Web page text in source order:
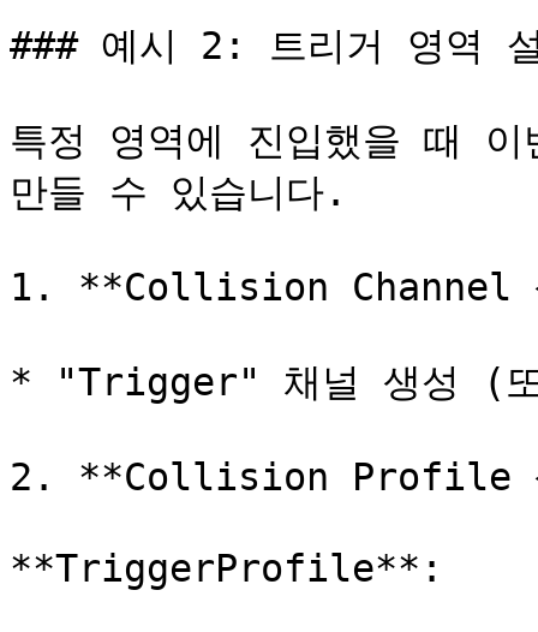
### 예시 2: 트리거 영역
특정 영역에 진입했을 때 이
만들 수 있습니다.
1. **Collision Channel
* "Trigger" 채널 생성 (또
2. **Collision Profile
**TriggerProfile**: